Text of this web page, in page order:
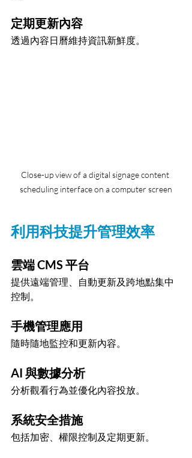
定期更新內容
透過內容日曆維持資訊新鮮度。
Close-up view of a digital signage content
scheduling interface on a computer screen
利用科技提升管理效率
雲端 CMS 平台
提供遠端管理、自動更新及跨地點集中
控制。
手機管理應用
隨時隨地監控和更新內容。
AI 與數據分析
分析觀看行為並優化內容投放。
系統安全措施
包括加密、權限控制及定期更新。